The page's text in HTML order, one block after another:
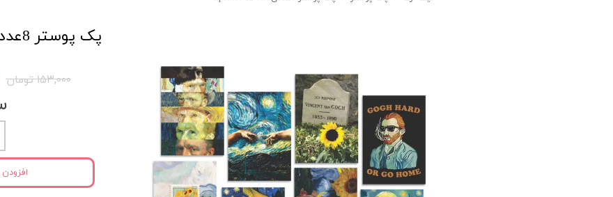
پک پوستر 8عددی Art کد atpack10
۱۵۳,۰۰۰ تومان